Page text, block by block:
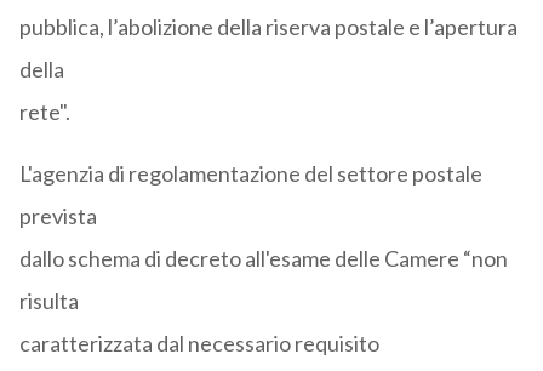
pubblica, l’abolizione della riserva postale e l’apertura
della
rete".
L'agenzia di regolamentazione del settore postale
prevista
dallo schema di decreto all'esame delle Camere “non
risulta
caratterizzata dal necessario requisito